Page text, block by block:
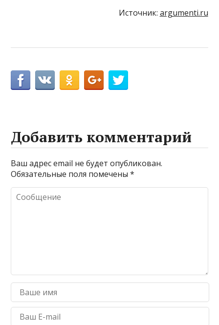
Источник: argumenti.ru
Добавить комментарий
Ваш адрес email не будет опубликован.
Обязательные поля помечены*